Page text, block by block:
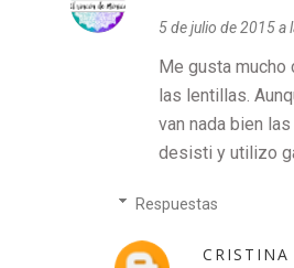
5 de julio de 2015 a
Me gusta mucho
las lentillas.
van nada bien
desisti y utilizo
Respuestas